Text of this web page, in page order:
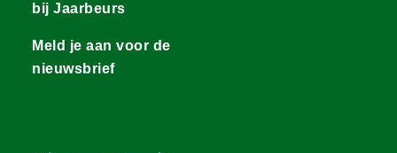
bij Jaarbeurs
Meld je aan voor de
nieuwsbrief